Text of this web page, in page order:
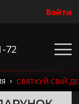
Войти
72
› СВЯТКУЙ СВІЙ